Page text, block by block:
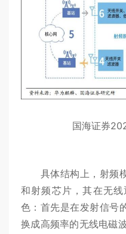
国海证券
具体结构上，射频模
和射频芯片，其在无
色：首先是在发射信号
换成高频率的无线电磁